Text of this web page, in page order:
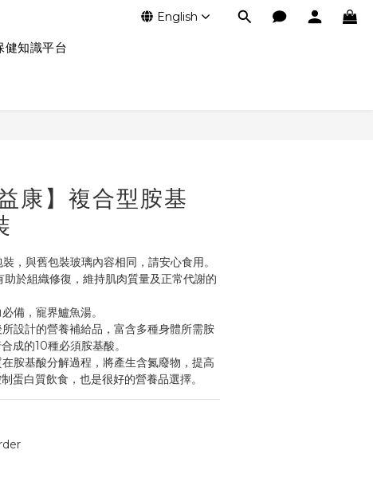
English
健知識平台
康】複合型胺基
，與舊包裝玻璃內容相同，請安心食用。
於組織修復，維持肌肉質量及正常代謝的
備，寵界鱸魚湯。
設計的營養補給品，富含多種身體所需胺
成的10種必須胺基酸。
胺基酸分解過程，將產生含氮廢物，提高
蛋白質飲食，也是很好的營養品選擇。